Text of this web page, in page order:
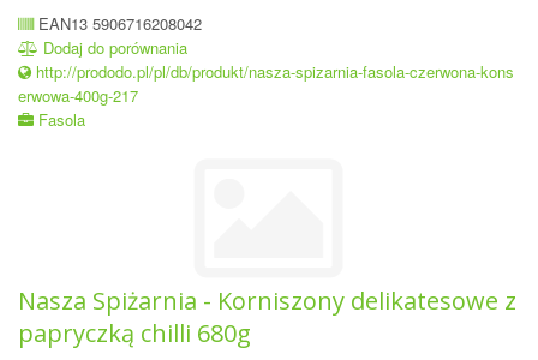
EAN13 5906716208042
Dodaj do porównania
http://prododo.pl/pl/db/produkt/nasza-spizarnia-fasola-czerwona-kons
erwowa-400g-217
Fasola
Nasza Spiżarnia - Korniszony delikatesowe z
papryczką chilli 680g